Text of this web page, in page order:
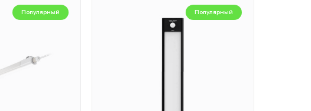
Популярный Популярный